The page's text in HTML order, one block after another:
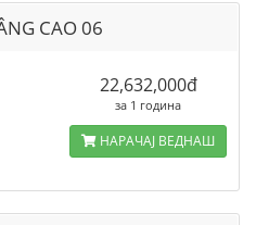
CAO 06
22,632,000đ
за 1 година
НАРАЧАЈ ВЕДНАШ